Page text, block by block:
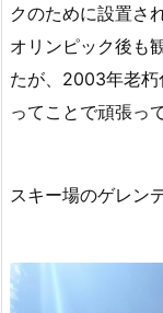
クのために設置さ
オリンピック後も
たが、2003年老朽
ってことで頑張っ
スキー場のゲレン